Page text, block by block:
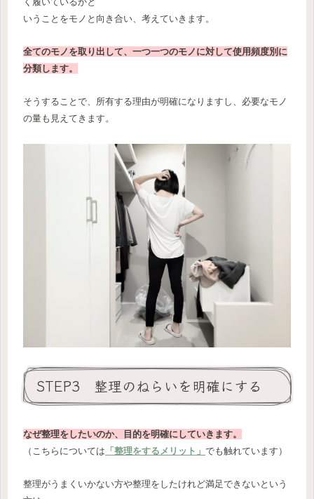
いうことをモノと向き合い、考えていきます。
全てのモノを取り出して、一つ一つのモノに対して使用頻度別に
分類します。
そうすることで、所有する理由が明確になりますし、必要なモノ
の量も見えてきます。
STEP3 整理のねらいを明確にする
なぜ整理をしたいのか、目的を明確にしていきます。
（こちらについては 「整理をするメリット」 でも触れています）
整理がうまくいかない方や整理をしたけれど満足できないという